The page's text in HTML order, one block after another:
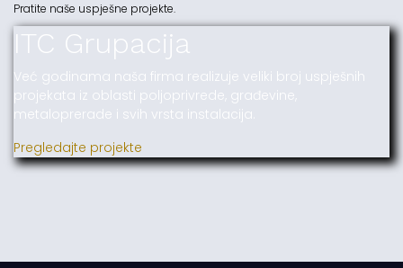
Pratite naše uspješne projekte.
ITC Grupacija
Već godinama naša firma realizuje veliki broj uspješnih
projekata iz oblasti poljoprivrede, građevine,
metaloprerade i svih vrsta instalacija.
Pregledajte projekte